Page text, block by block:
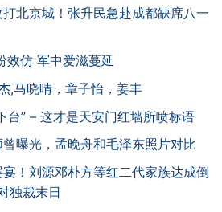
北京城！张升民急赴成都缺席八一
效仿 军中爱滋蔓延
,马晓晴，章子怡，姜丰
台” – 这才是天安门红墙所喷标语
曝光，孟晚舟和毛泽东照片对比
！刘源邓朴方等红二代家族达成倒
独裁末日